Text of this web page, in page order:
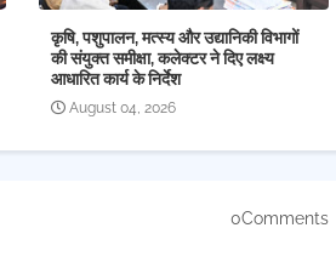
कृषि, पशुपालन, मत्स्य और उद्यानिकी विभागों
की संयुक्त समीक्षा, कलेक्टर ने दिए लक्ष्य
आधारित कार्य के निर्देश
August 04, 2026
0Comments